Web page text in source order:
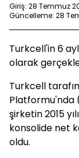
Giriş: 28 Temmuz
Güncelleme: 28
Turkcell'in 6
olarak
Turkcell
Platformu'nda
şirketin 2015
konsolide net
oldu.